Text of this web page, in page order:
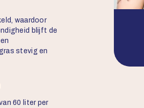
waardoor
blijft de
stevig en
60 liter per